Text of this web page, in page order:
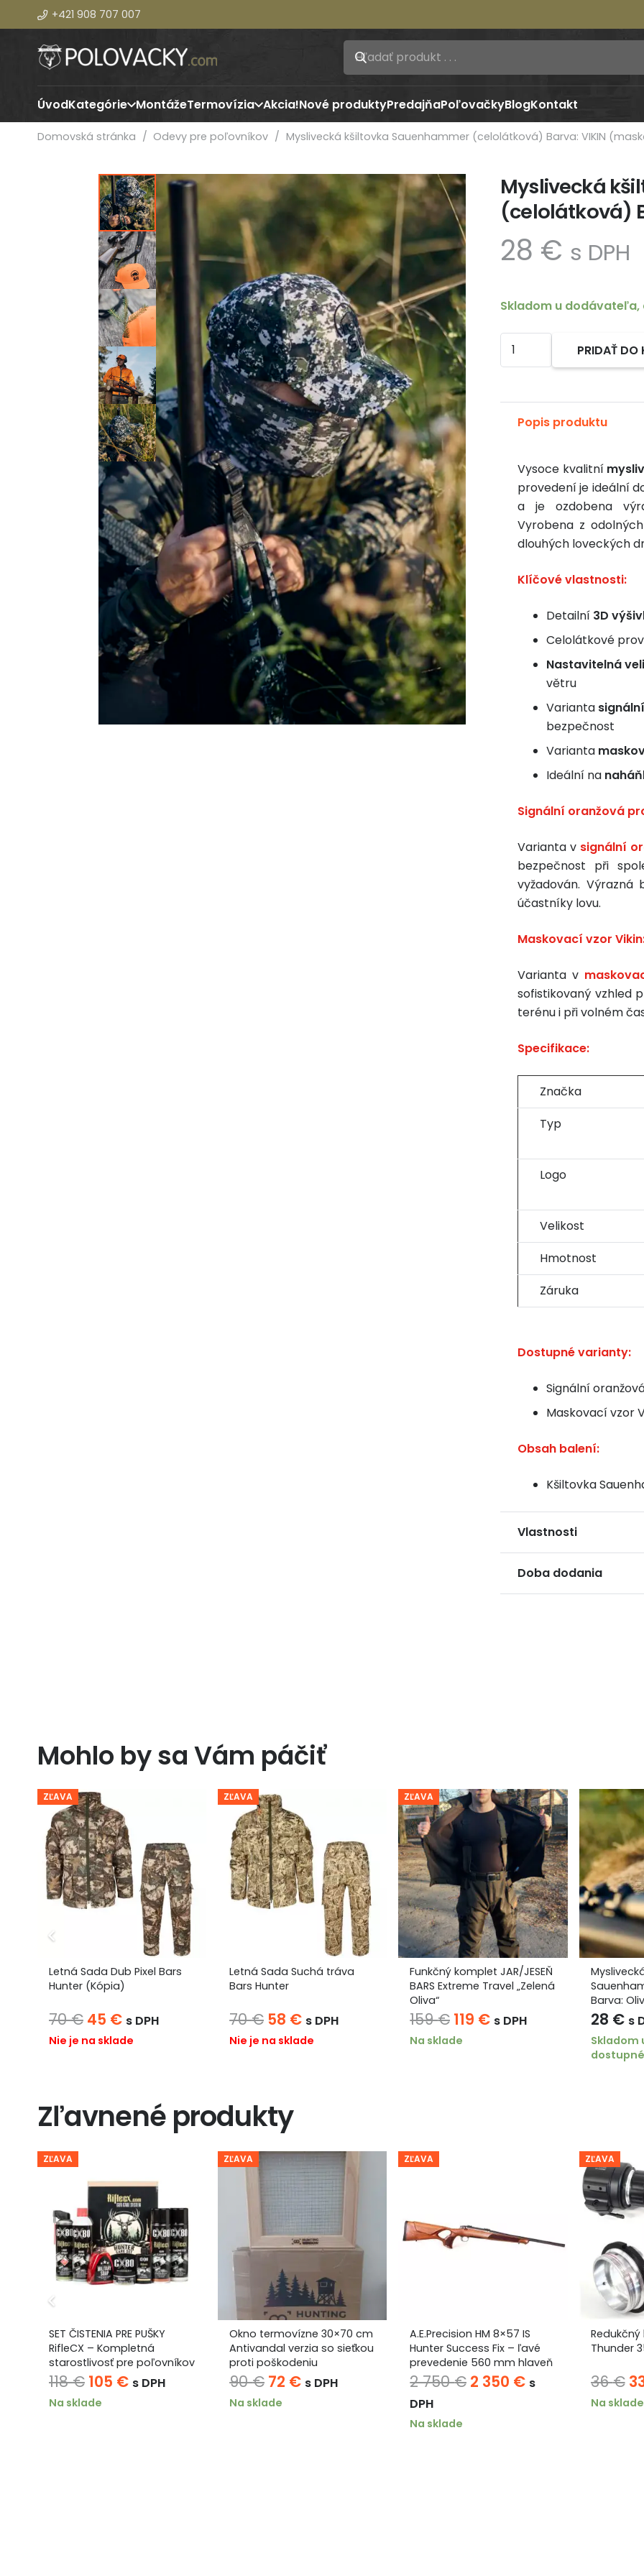
+421 908 707 007
ÚvodKategórie MontážeTermovízia Akcia!Nové produktyPredajňaPoľovačkyBlogKontakt
Domovská stránka / Odevy pre poľovníkov / Myslivecká kšiltovka Sauenhammer (celolátková) Barva: VIKIN
Myslivecká
(celolátková)
28 € s DPH
Skladom u dodávateľa,
množstvo
(celolátková)
Barva:
(maskovací
vzor)
PRIDAŤ DO
Alternative:
Popis produktu
Vysoce kvalitní
provedení je ideální
a je ozdobena
Vyrobena z
dlouhých loveckých
Klíčové vlastnosti:
Detailní 3D
Celolátkové
Nastavitelná
větru
Varianta
bezpečnost
Varianta
Ideální na
Signální oranžová
Varianta v signální
bezpečnost při
vyžadován.
účastníky lovu.
Maskovací vzor
Varianta v
sofistikovaný vzhled
terénu i při volném
Specifikace:
Značka
Typ
Logo
Velikost
Hmotnost
Záruka
Dostupné varianty:
Signální
Maskovací vzor
Obsah balení:
Kšiltovka
Vlastnosti
Doba dodania
Mohlo by sa Vám páčiť
ZĽAVA
Letná Sada Dub Pixel Bars
Hunter (Kópia)
70€ Pôvodná
cena
45 €Aktuálna
cena
s DPH
Nie je na sklade
ZĽAVA
Letná Sada Suchá tráva
Bars Hunter
70€ Pôvodná
cena
58 €Aktuálna
cena
s DPH
Nie je na sklade
ZĽAVA
Funkčný komplet JAR/JESEŇ
BARS Extreme Travel „Zelená
Oliva“
159€ Pôvodná
cena
119 €Aktuálna
s DPH
Na sklade
Barva:
28 € s
Skladom
Zľavnené produkty
ZĽAVA
SET ČISTENIA PRE PUŠKY
RifleCX – Kompletná
starostlivosť pre poľovníkov
HUNTER
118€ Pôvodná
cena
105 €Aktuálna
s DPH
Na sklade
ZĽAVA
Okno termovízne 30×70 cm
Antivandal verzia so sieťkou
proti poškodeniu
90€ Pôvodná
cena
72 €Aktuálna
s DPH
Na sklade
ZĽAVA
A.E.Precision HM 8×57 IS
Hunter Success Fix – ľavé
prevedenie 560 mm hlaveň
M15x1
2 750€ Pôvodná
2 350 €Aktuálna
s
DPH
Na sklade
ZĽAVA
Redukčný
Thunder
36€
Na sklade